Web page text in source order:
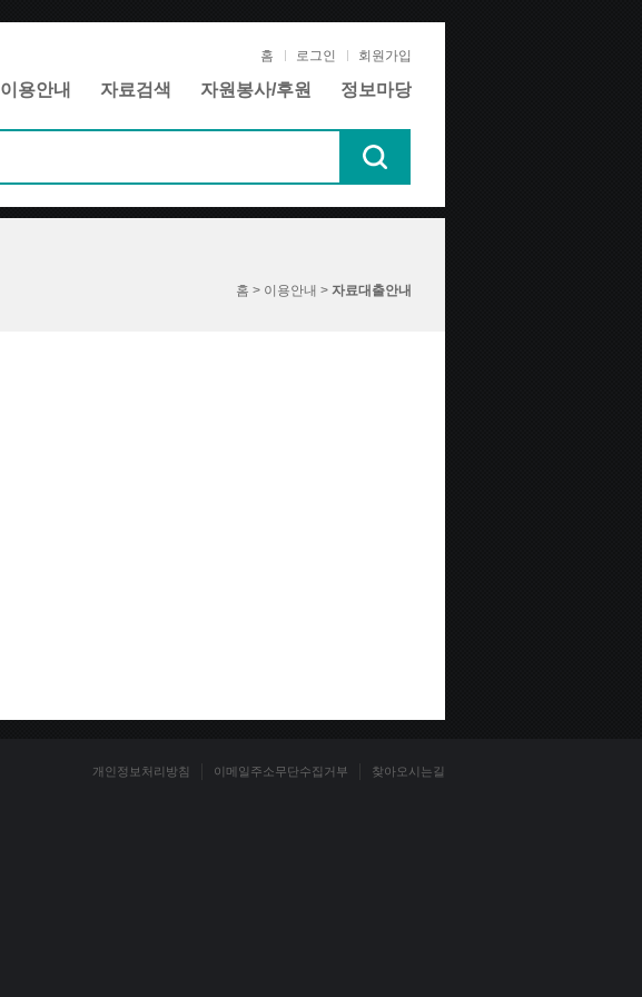
홈 로그인 회원가입
이용안내 자료검색 자원봉사/후원 정보마당
홈 > 이용안내 > 자료대출안내
개인정보처리방침 이메일주소무단수집거부 찾아오시는길